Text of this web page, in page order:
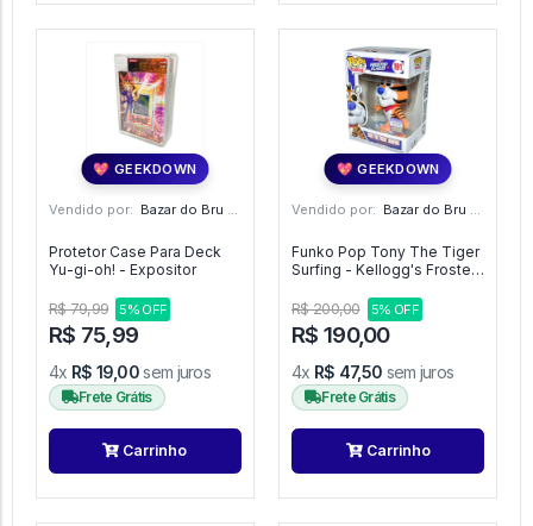
💖 GEEKDOWN
Vendido por: Bazar do Bru - SP
Protetor Case Para Deck
Yu-gi-oh! - Expositor
R$ 79,99 5% OFF
R$ 75,99
4x R$ 19,00sem juros
Frete Grátis
Carrinho
💖 GEEKDOWN
Vendido por: Bazar do Bru - SP
Funko Pop Tony The Tiger
Surfing - Kellogg's Frosted
Frosted Flakes #191
R$ 200,00 5% OFF
R$ 190,00
4x R$ 47,50 sem juros
Frete Grátis
Carrinho